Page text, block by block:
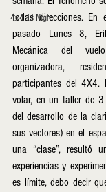
4x4 TJ Night
todas direcciones. En
pasado Lunes 8,
Mecánica del
organizadora,
participantes del 4X4.
volar, en un taller de
del desarrollo de la
sus vectores) en el
una “clase”, resultó
experiencias y
es límite, debo decir